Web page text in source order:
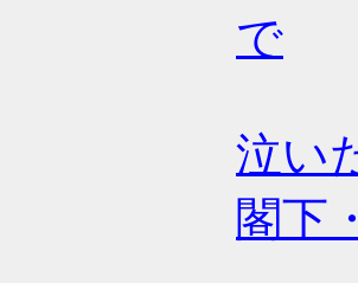
で
泣い
閣下